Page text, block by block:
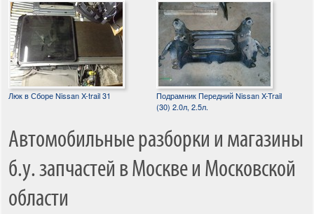
Люк в Сборе Nissan X-trail 31
Подрамник Передний Nissan X-Trail
(30) 2.0л, 2.5л.
Автомобильные разборки и магазины
б.у. запчастей в Москве и Московской
области